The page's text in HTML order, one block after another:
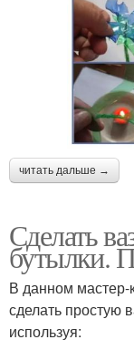
читать дальше →
Сделать
бутылки.
В данном мастер-
сделать простую
используя: